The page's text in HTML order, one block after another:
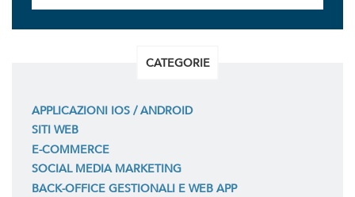
CATEGORIE
APPLICAZIONI IOS / ANDROID
SITI WEB
E-COMMERCE
SOCIAL MEDIA MARKETING
BACK-OFFICE GESTIONALI E WEB APP